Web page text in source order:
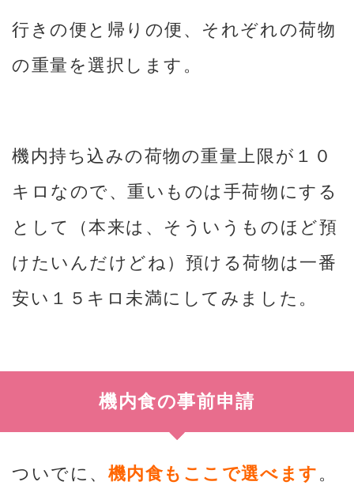
行きの便と帰りの便、それぞれの荷物
の重量を選択します。
機内持ち込みの荷物の重量上限が１０
キロなので、重いものは手荷物にする
として（本来は、そういうものほど預
けたいんだけどね）預ける荷物は一番
安い１５キロ未満にしてみました。
機内食の事前申請
ついでに、 機内食もここで選べます。